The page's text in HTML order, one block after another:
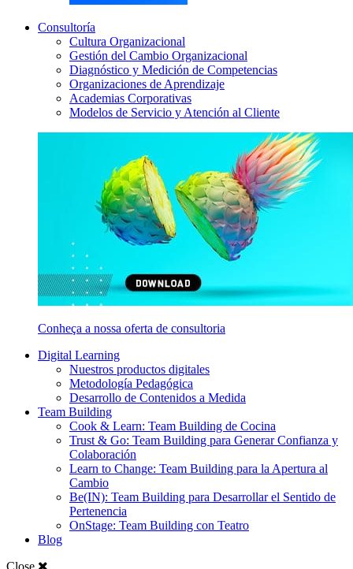
Consultoría
Cultura Organizacional
Gestión del Cambio Organizacional
Diagnóstico y Medición de Competencias
Organizaciones de Aprendizaje
Academias Corporativas
Modelos de Servicio y Atención al Cliente
Conheça a nossa oferta de consultoria
Digital Learning
Nuestros productos digitales
Metodología Pedagógica
Desarrollo de Contenidos a Medida
Team Building
Cook & Learn: Team Building de Cocina
Trust & Go: Team Building para Generar Confianza y
Colaboración
Learn to Change: Team Building para la Apertura al
Cambio
Be(IN): Team Building para Desarrollar el Sentido de
Pertenencia
OnStage: Team Building con Teatro
Blog
Close